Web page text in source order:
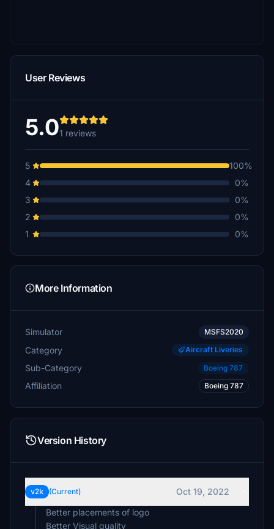
User Reviews
5.01 reviews
5
100%
4
0%
3
0%
2
0%
1
0%
More Information
Simulator MSFS2020
Category Aircraft Liveries
Sub-Category Boeing 787
Affiliation Boeing 787
Version History
v2k (Current)
Oct 19, 2022
Better placements of logo
Better Visual quality